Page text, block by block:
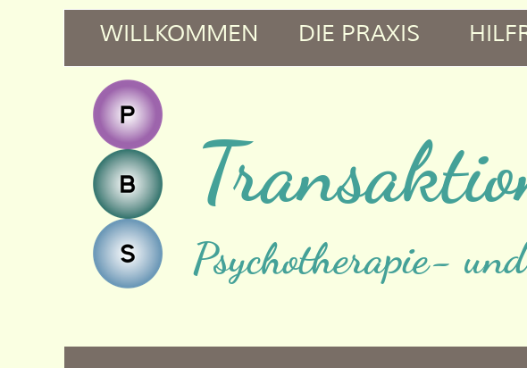
WILLKOMMEN DIE PRAXIS
Psychotherapie-